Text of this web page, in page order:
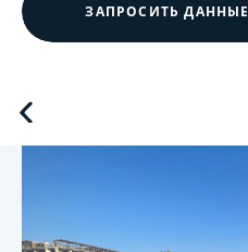
ЗАПРОСИТЬ ДАННЫЕ